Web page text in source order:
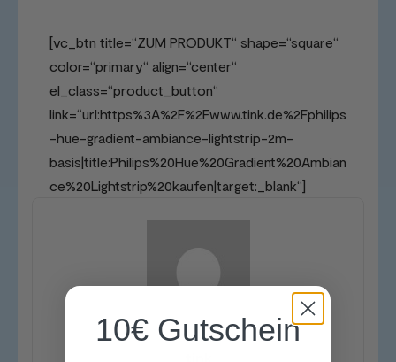
[vc_btn title=“ZUM PRODUKT“ shape=“square“
color=“primary“ align=“center“
el_class=“product_button“
link=“url:https%3A%2F%2Fwww.tink.de%2Fphilips
-hue-gradient-ambiance-lightstrip-2m-
basis|title:Philips%20Hue%20Gradient%20Ambian
ce%20Lightstrip%20kaufen|target:_blank“]
10€ Gutschein